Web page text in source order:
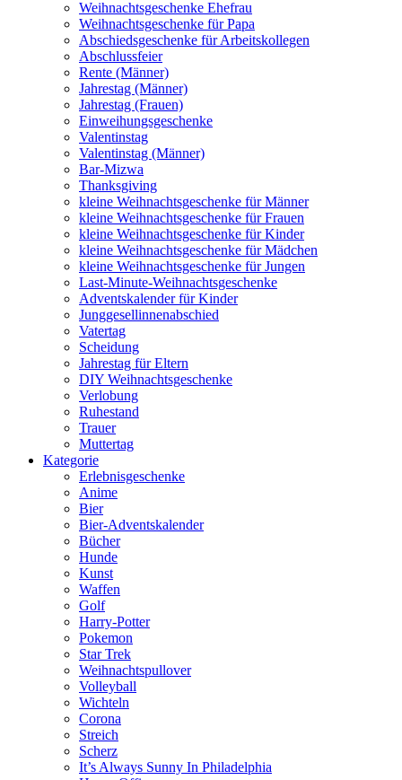
Weihnachtsgeschenke Ehefrau
Weihnachtsgeschenke für Papa
Abschiedsgeschenke für Arbeitskollegen
Abschlussfeier
Rente (Männer)
Jahrestag (Männer)
Jahrestag (Frauen)
Einweihungsgeschenke
Valentinstag
Valentinstag (Männer)
Bar-Mizwa
Thanksgiving
kleine Weihnachtsgeschenke für Männer
kleine Weihnachtsgeschenke für Frauen
kleine Weihnachtsgeschenke für Kinder
kleine Weihnachtsgeschenke für Mädchen
kleine Weihnachtsgeschenke für Jungen
Last-Minute-Weihnachtsgeschenke
Adventskalender für Kinder
Junggesellinnenabschied
Vatertag
Scheidung
Jahrestag für Eltern
DIY Weihnachtsgeschenke
Verlobung
Ruhestand
Trauer
Muttertag
Kategorie
Erlebnisgeschenke
Anime
Bier
Bier-Adventskalender
Bücher
Hunde
Kunst
Waffen
Golf
Harry-Potter
Pokemon
Star Trek
Weihnachtspullover
Volleyball
Wichteln
Corona
Streich
Scherz
It’s Always Sunny In Philadelphia